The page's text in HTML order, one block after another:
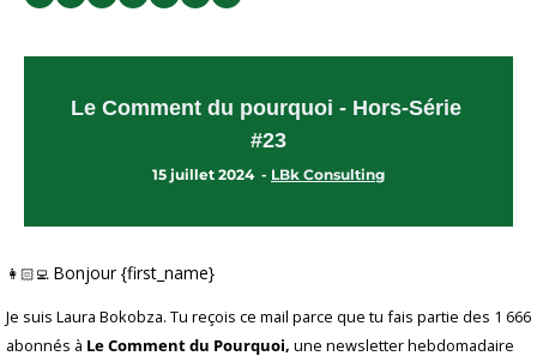
Le Comment du pourquoi - Hors-Série
#23
15 juillet 2024  - LBk Consulting
👩🏻‍💻 Bonjour {first_name}
Je suis Laura Bokobza. Tu reçois ce mail parce que tu fais partie des 1 666
abonnés à Le Comment du Pourquoi, une newsletter hebdomadaire